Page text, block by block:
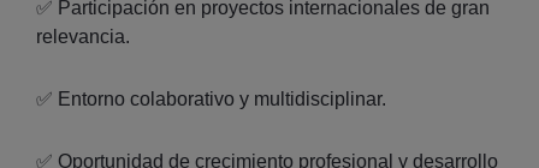
✅ Participación en proyectos internacionales de gran
relevancia.
✅ Entorno colaborativo y multidisciplinar.
✅ Oportunidad de crecimiento profesional y desarrollo